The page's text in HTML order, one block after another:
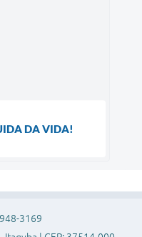
DA VIDA!
3169